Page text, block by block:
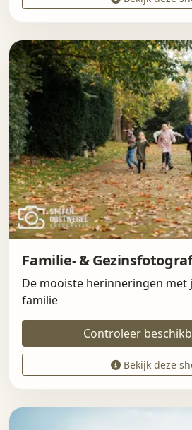
Familie- &
De mooiste herinneringen met
familie
Controleer
Bekijk deze